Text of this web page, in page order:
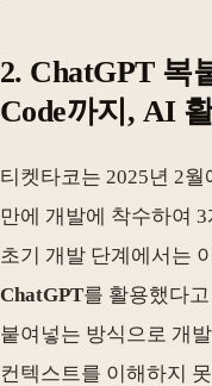
2. ChatGPT 복
Code까지, AI
티켓타코는 2025년 2
만에 개발에 착수하여
초기 개발 단계에서는
ChatGPT를 활용했다
붙여넣는 방식으로 개
컨텍스트를 이해하지